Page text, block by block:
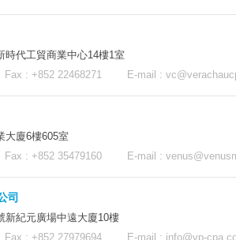
時代工貿商業中心14樓1室
: +852 22468271 E-mail :
大廈6樓605室
: +852 35479160 E-mail :
司
新紀元廣場中遠大廈10樓
: +852 27979694 E-mail : info@vp-